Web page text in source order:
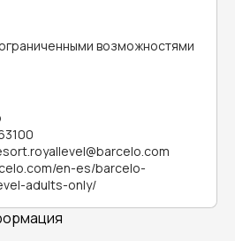
возможностями
en-es/barcelo-
adults-only/